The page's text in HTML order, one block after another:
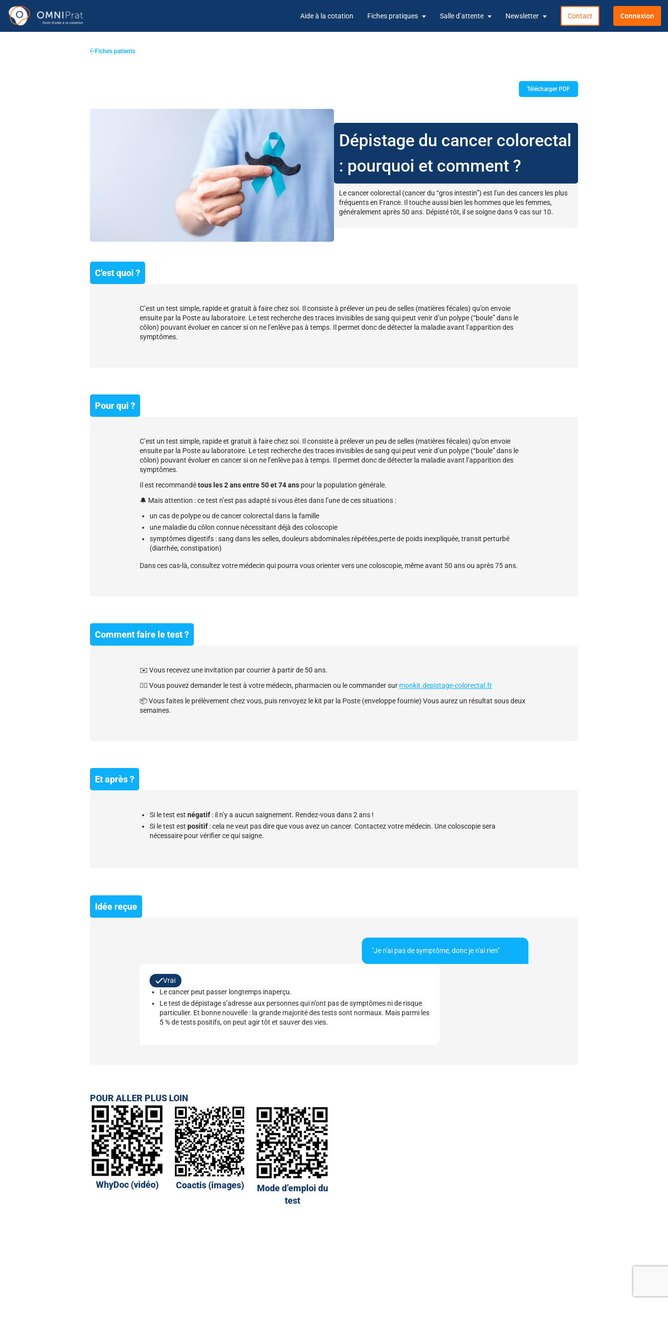
Aide à la cotation Fiches pratiques Salle d’attente Newsletter Contact Connexion
Fiches patients
Télécharger PDF
Dépistage du cancer colorectal
: pourquoi et comment ?
Le cancer colorectal (cancer du “gros intestin”) est l’un des cancers les plus
fréquents en France. Il touche aussi bien les hommes que les femmes,
généralement après 50 ans. Dépisté tôt, il se soigne dans 9 cas sur 10.
C'est quoi ?
C’est un test simple, rapide et gratuit à faire chez soi. Il consiste à prélever un peu de selles (matières fécales) qu’on envoie
ensuite par la Poste au laboratoire. Le test recherche des traces invisibles de sang qui peut venir d’un polype (“boule” dans le
côlon) pouvant évoluer en cancer si on ne l’enlève pas à temps. Il permet donc de détecter la maladie avant l’apparition des
symptômes.
Pour qui ?
C’est un test simple, rapide et gratuit à faire chez soi. Il consiste à prélever un peu de selles (matières fécales) qu’on envoie
ensuite par la Poste au laboratoire. Le test recherche des traces invisibles de sang qui peut venir d’un polype (“boule” dans le
côlon) pouvant évoluer en cancer si on ne l’enlève pas à temps. Il permet donc de détecter la maladie avant l’apparition des
symptômes.
Il est recommandétous les 2 ans entre 50 et 74 ans pour la population générale.
🔔 Mais attention : ce test n’est pas adapté si vous êtes dans l’une de ces situations :
un cas de polype ou de cancer colorectal dans la famille
une maladie du côlon connue nécessitant déjà des coloscopie
symptômes digestifs : sang dans les selles, douleurs abdominales répétées,perte de poids inexpliquée, transit perturbé
(diarrhée, constipation)
Dans ces cas-là, consultez votre médecin qui pourra vous orienter vers une coloscopie, même avant 50 ans ou après 75 ans.
Comment faire le test ?
✉️ Vous recevez une invitation par courrier à partir de 50 ans.
🧑‍⚕️ Vous pouvez demander le test à votre médecin, pharmacien ou le commander sur monkit.depistage-colorectal.fr
📦 Vous faites le prélèvement chez vous, puis renvoyez le kit par la Poste (enveloppe fournie) Vous aurez un résultat sous deux
semaines.
Et après ?
Si le test estnégatif : il n’y a aucun saignement. Rendez-vous dans 2 ans !
Si le test estpositif : cela ne veut pasdire que vous avez un cancer. Contactez votre médecin. Une coloscopie sera
nécessaire pour vérifier ce qui saigne.
Idée reçue
"Je n'ai pas de symptôme, donc je n'ai rien"
Vrai
Le cancer peut passer longtemps inaperçu.
Le test de dépistage s’adresse aux personnes qui n’ont pas de symptômes ni de risque
particulier. Et bonne nouvelle : la grande majorité des tests sont normaux. Mais parmi les
5 % de tests positifs, on peut agir tôt et sauver des vies.
POUR ALLER PLUS LOIN
WhyDoc (vidéo) Coactis (images)
Mode d’emploi du
test